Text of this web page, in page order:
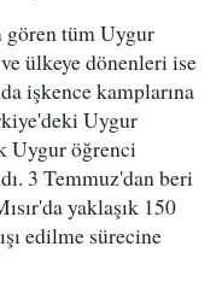
gören tüm Uygur
ülkeye dönenleri ise
işkence kamplarına
Uygur
Uygur öğrenci
3 Temmuz'dan beri
yaklaşık 150
edilme sürecine